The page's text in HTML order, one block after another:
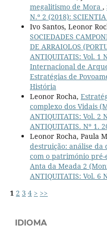
megalitismo de Mora ,
N.º 2 (2018):
Ivo Santos, Leonor
SOCIEDADES
DE ARRAIOLOS
ANTIQUITATIS: Vol. 1
Internacional de
Estratégias de
História
Leonor Rocha,
complexo dos Vidais
ANTIQUITATIS: Vol. 2
ANTIQUITATIS. Nº 1.
Leonor Rocha, Paula
destruição: análise da
com o património
Anta da Meada 2
ANTIQUITATIS: Vol. 6
1 2 3 4 > >>
IDIOMA